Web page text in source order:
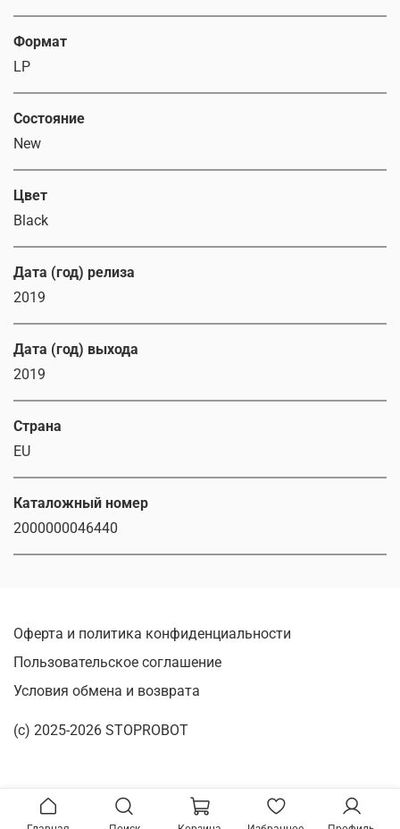
Формат
LP
Состояние
New
Цвет
Black
Дата (год) релиза
2019
Дата (год) выхода
2019
Страна
EU
Каталожный номер
2000000046440
Оферта и политика конфиденциальности
Пользовательское соглашение
Условия обмена и возврата
(c) 2025-2026 STOPROBOT